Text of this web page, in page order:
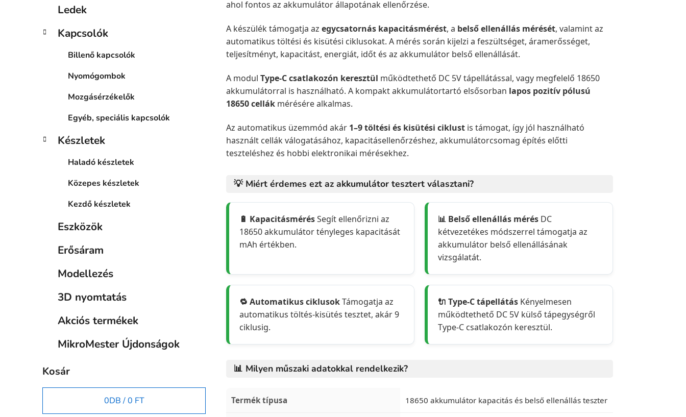
Ledek
Kapcsolók
Billenő kapcsolók
Nyomógombok
Mozgásérzékelők
Egyéb, speciális kapcsolók
Készletek
Haladó készletek
Közepes készletek
Kezdő készletek
Eszközök
Erősáram
Modellezés
3D nyomtatás
Akciós termékek
MikroMester Újdonságok
Kosár
0DB /0 FT
ahol fontos az akkumulátor állapotának ellenőrzése.
A készülék támogatja az egycsatornás kapacitásmérést, a belső ellenállás mérését, valamint az
automatikus töltési és kisütési ciklusokat. A mérés során kijelzi a feszültséget, áramerősséget,
teljesítményt, kapacitást, energiát, időt és az akkumulátor belső ellenállását.
A modul Type-C csatlakozón keresztül működtethető DC 5V tápellátással, vagy megfelelő 18650
akkumulátorral is használható. A kompakt akkumulátortartó elsősorban lapos pozitív pólusú
18650 cellák mérésére alkalmas.
Az automatikus üzemmód akár 1–9 töltési és kisütési ciklust is támogat, így jól használható
használt cellák válogatásához, kapacitásellenőrzéshez, akkumulátorcsomag építés előtti
teszteléshez és hobbi elektronikai mérésekhez.
💡 Miért érdemes ezt az akkumulátor tesztert választani?
🔋 KapacitásmérésSegít ellenőrizni az
18650 akkumulátor tényleges kapacitását
mAh értékben.
📊 Belső ellenállás mérés DC
kétvezetékes módszerrel támogatja az
akkumulátor belső ellenállásának
vizsgálatát.
🔁 Automatikus ciklusokTámogatja az
automatikus töltés-kisütés tesztet, akár 9
ciklusig.
🔌 Type-C tápellátás Kényelmesen
működtethető DC 5V külső tápegységről
Type-C csatlakozón keresztül.
📊 Milyen műszaki adatokkal rendelkezik?
Termék típusa 18650 akkumulátor kapacitás és belső ellenállás teszter